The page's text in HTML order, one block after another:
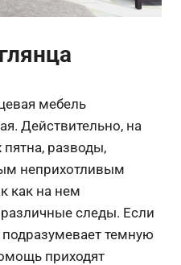
мебель
Действительно, на
пятна, разводы,
неприхотливым
как на нем
следы. Если
темную
приходят